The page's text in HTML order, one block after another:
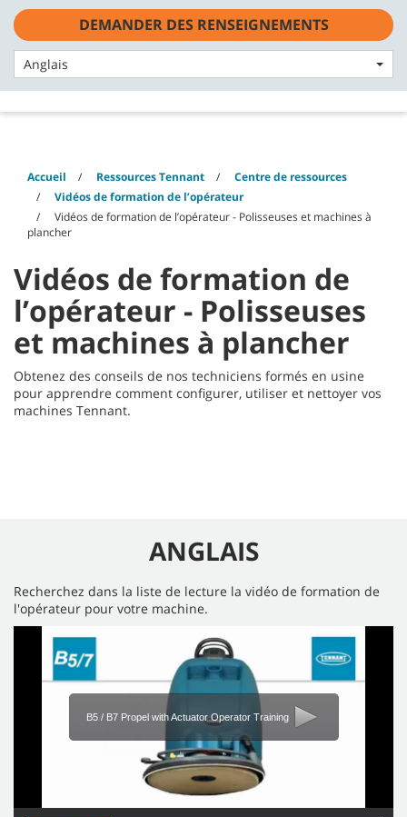
Skip
content
Skip
navigation
menu
Français - CA
Accueil Ressources Tennant
Centre de ressources
Vidéos de formation de l’opérateur
Vidéos de formation de l’opérateur - Polisseuses et machines à
plancher
Vidéos de formation de
l’opérateur - Polisseuses
et machines à plancher
Obtenez des conseils de nos techniciens formés en usine
pour apprendre comment configurer, utiliser et nettoyer vos
machines Tennant.
DEMANDER DES RENSEIGNEMENTS
Anglais
ANGLAIS
Recherchez dans la liste de lecture la vidéo de formation de
l'opérateur pour votre machine.
B5 / B7 Propel with Actuator Operator Training